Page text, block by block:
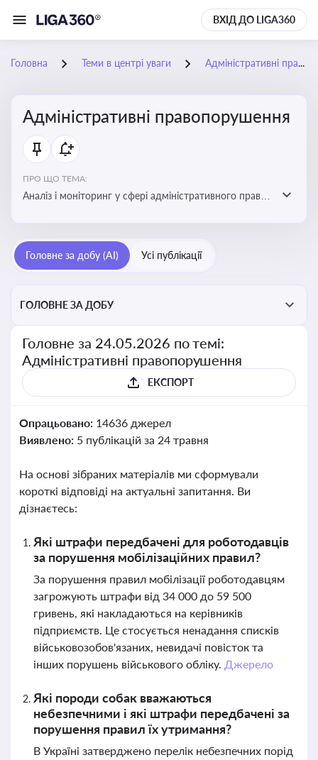
ВХІД ДО LIGA360
Головна Теми в центрі уваги Адміністративні правопорушення
Адміністративні правопорушення
ПРО ЩО ТЕМА:
Аналіз і моніторинг у сфері адміністративного права:
Головне за добу (AI) Усі публікації
ГОЛОВНЕ ЗА ДОБУ
Головне за 24.05.2026 по темі:
Адміністративні правопорушення
ЕКСПОРТ
Опрацьовано: 14636 джерел
Виявлено: 5 публікацій за 24 травня
На основі зібраних матеріалів ми сформували
короткі відповіді на актуальні запитання. Ви
дізнаєтесь:
Які штрафи передбачені для роботодавців
за порушення мобілізаційних правил?
За порушення правил мобілізації роботодавцям
загрожують штрафи від 34 000 до 59 500
гривень, які накладаються на керівників
підприємств. Це стосується ненадання списків
військовозобов'язаних, невидачі повісток та
інших порушень військового обліку. Джерело
Які породи собак вважаються
небезпечними і які штрафи передбачені за
порушення правил їх утримання?
В Україні затверджено перелік небезпечних порід